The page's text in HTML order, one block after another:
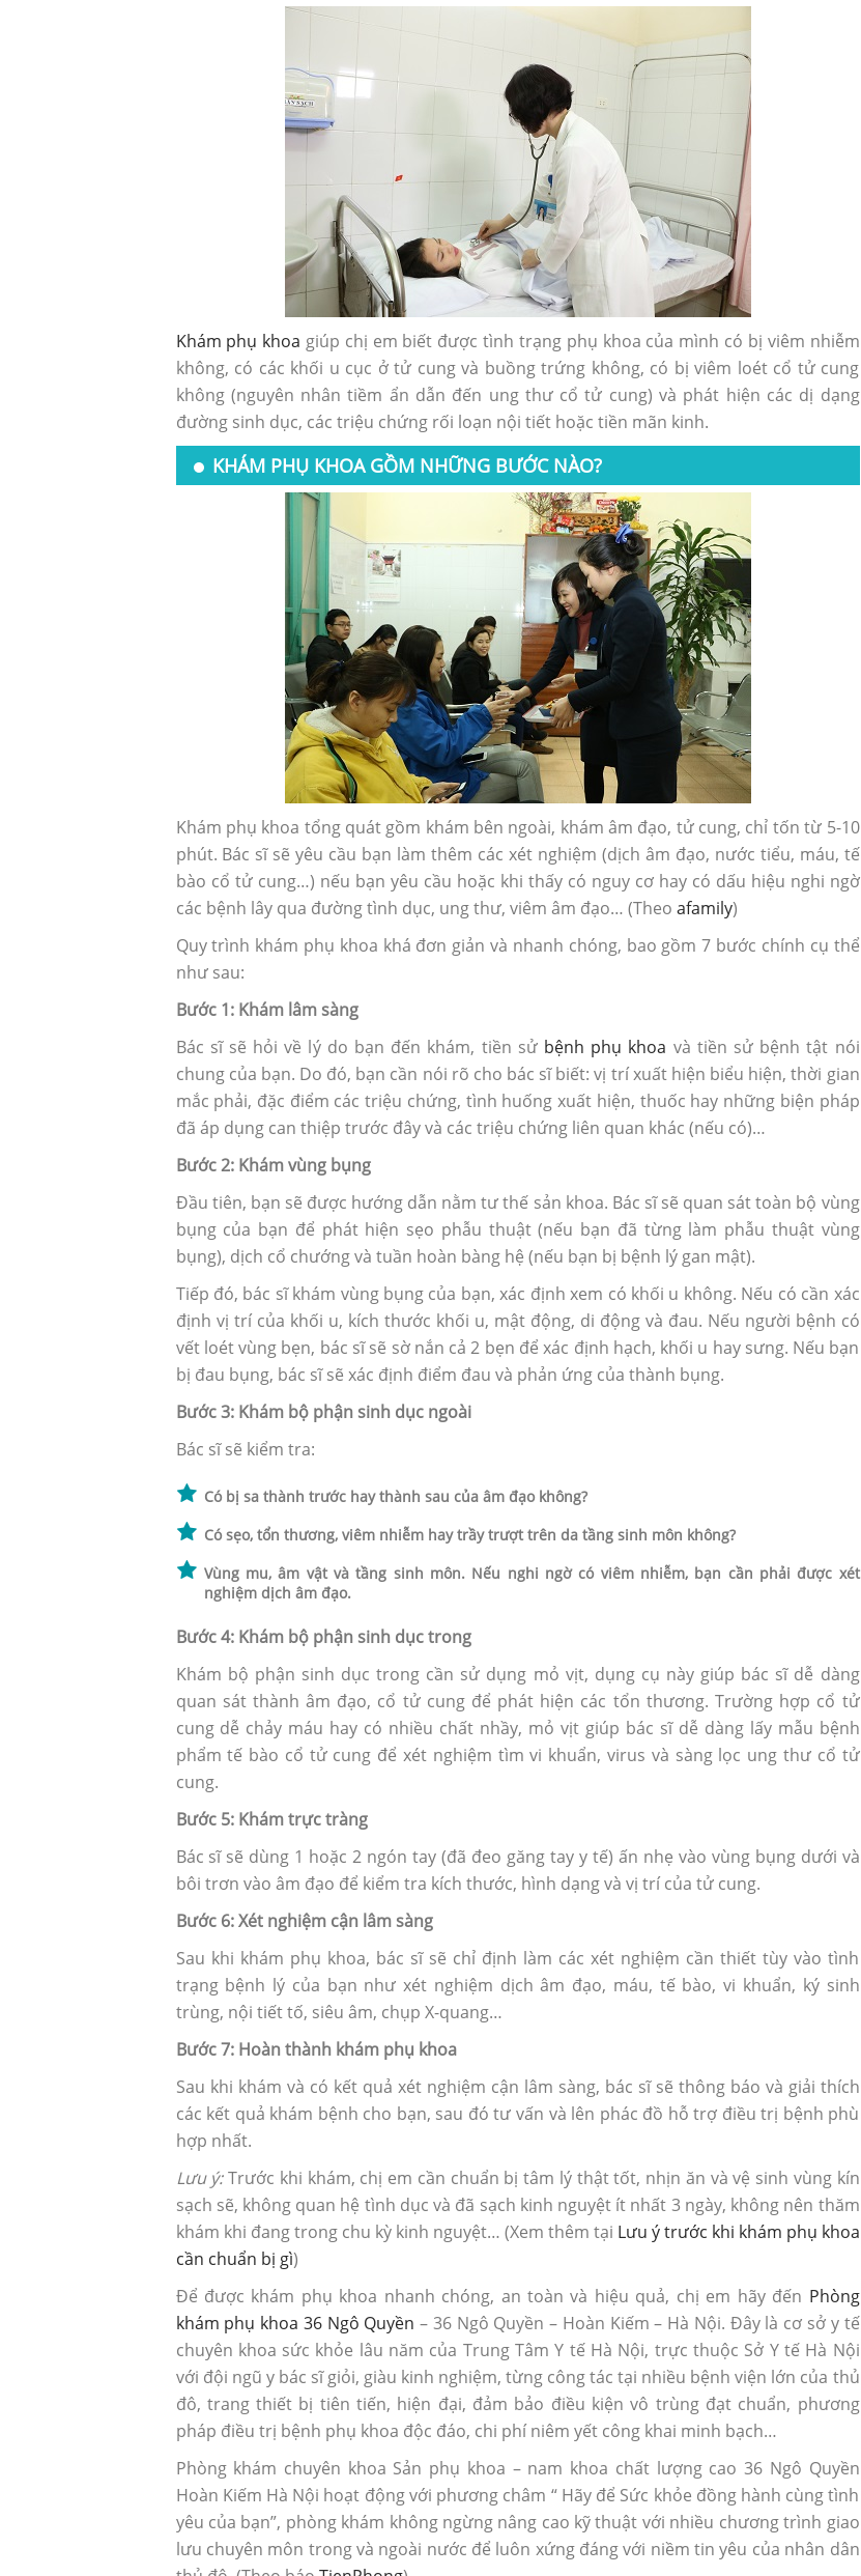
Khám phụ khoa giúp chị em biết được tình trạng phụ khoa của mình có bị viêm nhiễm
không, có các khối u cục ở tử cung và buồng trứng không, có bị viêm loét cổ tử cung
không (nguyên nhân tiềm ẩn dẫn đến ung thư cổ tử cung) và phát hiện các dị dạng
đường sinh dục, các triệu chứng rối loạn nội tiết hoặc tiền mãn kinh.
KHÁM PHỤ KHOA GỒM NHỮNG BƯỚC NÀO?
Khám phụ khoa tổng quát gồm khám bên ngoài, khám âm đạo, tử cung, chỉ tốn từ 5-10
phút. Bác sĩ sẽ yêu cầu bạn làm thêm các xét nghiệm (dịch âm đạo, nước tiểu, máu, tế
bào cổ tử cung…) nếu bạn yêu cầu hoặc khi thấy có nguy cơ hay có dấu hiệu nghi ngờ
các bệnh lây qua đường tình dục, ung thư, viêm âm đạo… (Theo afamily)
Quy trình khám phụ khoa khá đơn giản và nhanh chóng, bao gồm 7 bước chính cụ thể
như sau:
Bước 1: Khám lâm sàng
Bác sĩ sẽ hỏi về lý do bạn đến khám, tiền sử bệnh phụ khoa và tiền sử bệnh tật nói
chung của bạn. Do đó, bạn cần nói rõ cho bác sĩ biết: vị trí xuất hiện biểu hiện, thời gian
mắc phải, đặc điểm các triệu chứng, tình huống xuất hiện, thuốc hay những biện pháp
đã áp dụng can thiệp trước đây và các triệu chứng liên quan khác (nếu có)…
Bước 2: Khám vùng bụng
Đầu tiên, bạn sẽ được hướng dẫn nằm tư thế sản khoa. Bác sĩ sẽ quan sát toàn bộ vùng
bụng của bạn để phát hiện sẹo phẫu thuật (nếu bạn đã từng làm phẫu thuật vùng
bụng), dịch cổ chướng và tuần hoàn bàng hệ (nếu bạn bị bệnh lý gan mật).
Tiếp đó, bác sĩ khám vùng bụng của bạn, xác định xem có khối u không. Nếu có cần xác
định vị trí của khối u, kích thước khối u, mật động, di động và đau. Nếu người bệnh có
vết loét vùng bẹn, bác sĩ sẽ sờ nắn cả 2 bẹn để xác định hạch, khối u hay sưng. Nếu bạn
bị đau bụng, bác sĩ sẽ xác định điểm đau và phản ứng của thành bụng.
Bước 3: Khám bộ phận sinh dục ngoài
Bác sĩ sẽ kiểm tra:
Có bị sa thành trước hay thành sau của âm đạo không?
Có sẹo, tổn thương, viêm nhiễm hay trầy trượt trên da tầng sinh môn không?
Vùng mu, âm vật và tầng sinh môn. Nếu nghi ngờ có viêm nhiễm, bạn cần phải được xét
nghiệm dịch âm đạo.
Bước 4: Khám bộ phận sinh dục trong
Khám bộ phận sinh dục trong cần sử dụng mỏ vịt, dụng cụ này giúp bác sĩ dễ dàng
quan sát thành âm đạo, cổ tử cung để phát hiện các tổn thương. Trường hợp cổ tử
cung dễ chảy máu hay có nhiều chất nhầy, mỏ vịt giúp bác sĩ dễ dàng lấy mẫu bệnh
phẩm tế bào cổ tử cung để xét nghiệm tìm vi khuẩn, virus và sàng lọc ung thư cổ tử
cung.
Bước 5: Khám trực tràng
Bác sĩ sẽ dùng 1 hoặc 2 ngón tay (đã đeo găng tay y tế) ấn nhẹ vào vùng bụng dưới và
bôi trơn vào âm đạo để kiểm tra kích thước, hình dạng và vị trí của tử cung.
Bước 6: Xét nghiệm cận lâm sàng
Sau khi khám phụ khoa, bác sĩ sẽ chỉ định làm các xét nghiệm cần thiết tùy vào tình
trạng bệnh lý của bạn như xét nghiệm dịch âm đạo, máu, tế bào, vi khuẩn, ký sinh
trùng, nội tiết tố, siêu âm, chụp X-quang…
Bước 7: Hoàn thành khám phụ khoa
Sau khi khám và có kết quả xét nghiệm cận lâm sàng, bác sĩ sẽ thông báo và giải thích
các kết quả khám bệnh cho bạn, sau đó tư vấn và lên phác đồ hỗ trợ điều trị bệnh phù
hợp nhất.
Lưu ý:Trước khi khám, chị em cần chuẩn bị tâm lý thật tốt, nhịn ăn và vệ sinh vùng kín
sạch sẽ, không quan hệ tình dục và đã sạch kinh nguyệt ít nhất 3 ngày, không nên thăm
khám khi đang trong chu kỳ kinh nguyệt… (Xem thêm tại Lưu ý trước khi khám phụ khoa
cần chuẩn bị gì)
Để được khám phụ khoa nhanh chóng, an toàn và hiệu quả, chị em hãy đến Phòng
khám phụ khoa 36 Ngô Quyền – 36 Ngô Quyền – Hoàn Kiếm – Hà Nội. Đây là cơ sở y tế
chuyên khoa sức khỏe lâu năm của Trung Tâm Y tế Hà Nội, trực thuộc Sở Y tế Hà Nội
với đội ngũ y bác sĩ giỏi, giàu kinh nghiệm, từng công tác tại nhiều bệnh viện lớn của thủ
đô, trang thiết bị tiên tiến, hiện đại, đảm bảo điều kiện vô trùng đạt chuẩn, phương
pháp điều trị bệnh phụ khoa độc đáo, chi phí niêm yết công khai minh bạch…
Phòng khám chuyên khoa Sản phụ khoa – nam khoa chất lượng cao 36 Ngô Quyền
Hoàn Kiếm Hà Nội hoạt động với phương châm “ Hãy để Sức khỏe đồng hành cùng tình
yêu của bạn”, phòng khám không ngừng nâng cao kỹ thuật với nhiều chương trình giao
lưu chuyên môn trong và ngoài nước để luôn xứng đáng với niềm tin yêu của nhân dân
Sau phá thai có nên uống thuốc tránh
thai?
Sau phá thai bao lâu thì có kinh trở lại?